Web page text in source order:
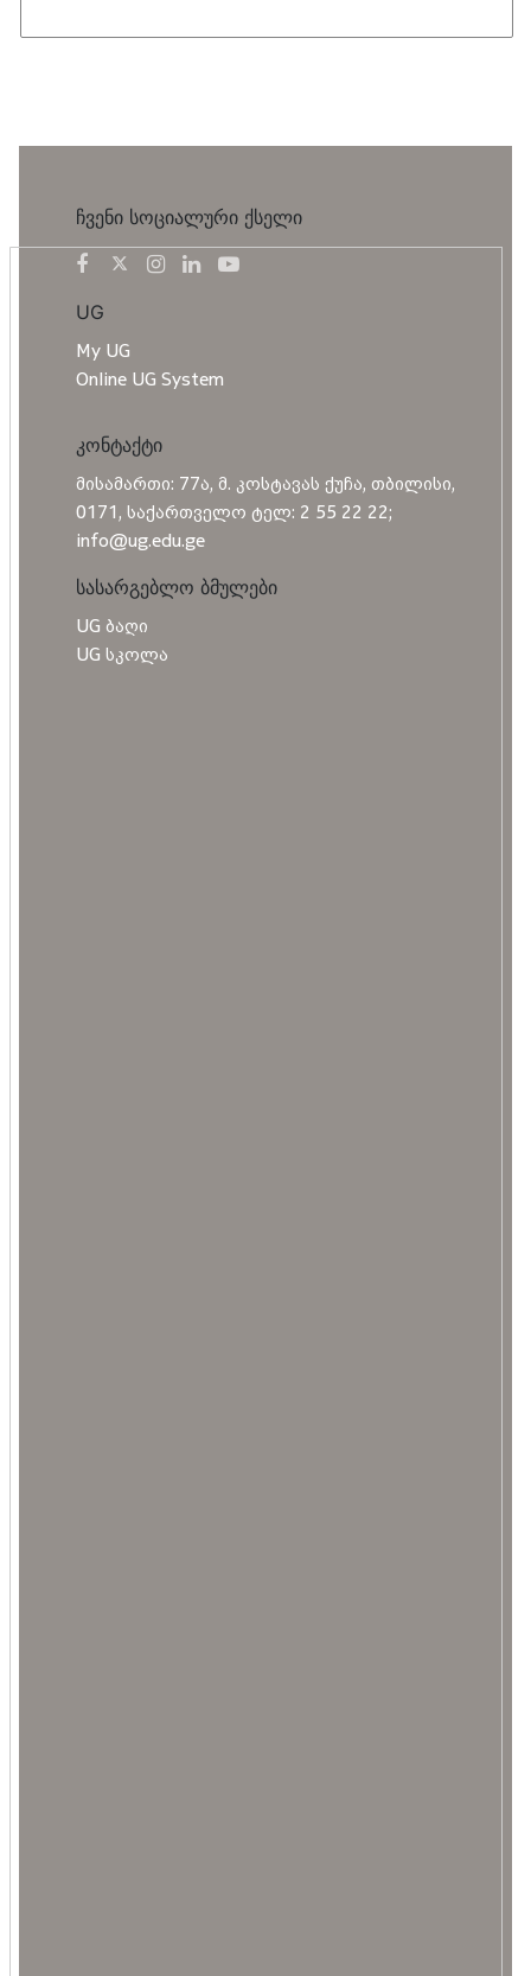
ჩვენი სოციალური ქსელი
UG
My UG
Online UG System
კონტაქტი
მისამართი: 77ა, მ. კოსტავას ქუჩა, თბილისი,
0171, საქართველო ტელ: 2 55 22 22;
info@ug.edu.ge
სასარგებლო ბმულები
UG ბაღი
UG სკოლა